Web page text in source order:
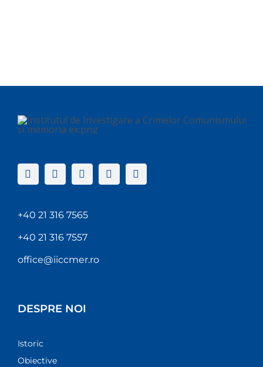
+40 21 316 7565
+40 21 316 7557
office@iiccmer.ro
DESPRE NOI
Istoric
Obiective